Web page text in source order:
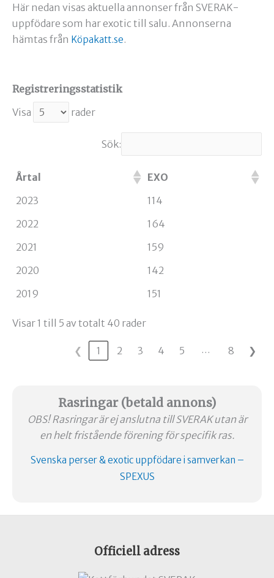
Här nedan visas aktuella annonser från SVERAK-
uppfödare som har exotic till salu. Annonserna
hämtas från Köpakatt.se.
Registreringsstatistik
Visa
rader
Sök:
Årtal
EXO
2023
114
2022
164
2021
159
2020
142
2019
151
Visar 1 till 5 av totalt 40 rader
❮ 1 2 3 4 5 … 8 ❯
Rasringar (betald annons)
OBS! Rasringar är ej anslutna till SVERAK utan är
en helt fristående förening för specifik ras.
Svenska perser & exotic uppfödare i samverkan –
SPEXUS
Officiell adress